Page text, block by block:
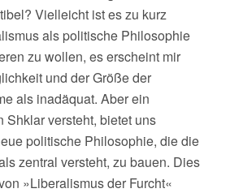
Vielleicht ist es zu kurz
als politische Philosophie
zu wollen, es erscheint mir
und der Größe der
als inadäquat. Aber ein
Shklar versteht, bietet uns
politische Philosophie, die die
zentral versteht, zu bauen. Dies
»Liberalismus der Furcht«